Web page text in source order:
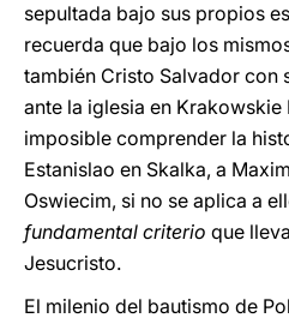
sepultada bajo sus propios
recuerda que bajo los
también Cristo Salvador con
ante la iglesia en Krakowskie
imposible comprender la
Estanislao en Skalka, a
Oswiecim, si no se aplica a
fundamental criterio que
Jesucristo.
El milenio del bautismo de